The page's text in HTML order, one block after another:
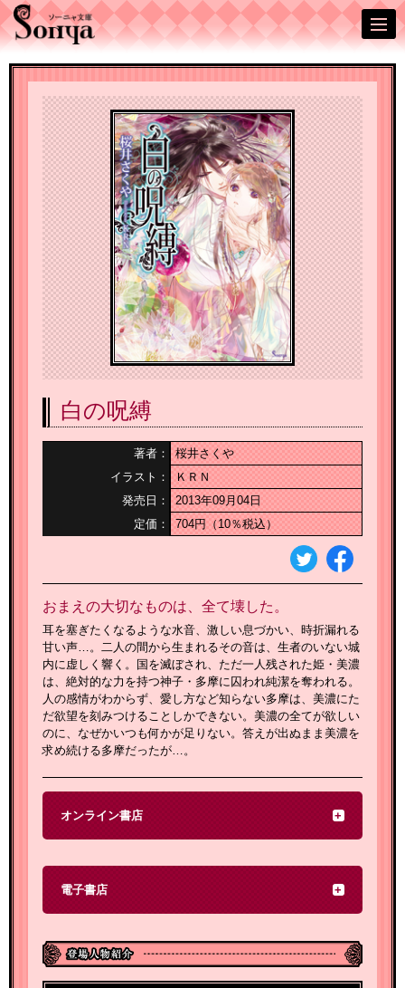
白の呪縛
著者：
桜井さくや
イラスト：
ＫＲＮ
発売日：
2013年09月04日
定価：
704円（10％税込）
おまえの大切なものは、全て壊した。
耳を塞ぎたくなるような水音、激しい息づかい、時折漏れる
甘い声…。二人の間から生まれるその音は、生者のいない城
内に虚しく響く。国を滅ぼされ、ただ一人残された姫・美濃
は、絶対的な力を持つ神子・多摩に囚われ純潔を奪われる。
人の感情がわからず、愛し方など知らない多摩は、美濃にた
だ欲望を刻みつけることしかできない。美濃の全てが欲しい
のに、なぜかいつも何かが足りない。答えが出ぬまま美濃を
求め続ける多摩だったが…。
オンライン書店
電子書店